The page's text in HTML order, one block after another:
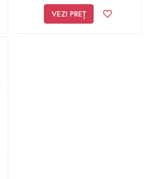
impletita - inchizatoare
carabina
VEZI PREȚ